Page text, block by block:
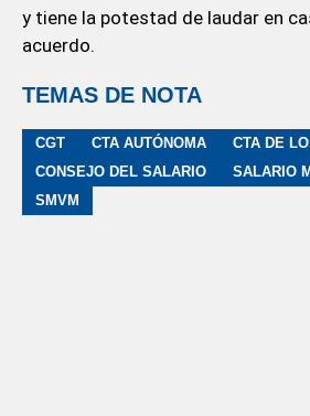
y tiene la potestad de laudar en
acuerdo.
TEMAS DE NOTA
CGT CTA AUTÓNOMA
CONSEJO DEL SALARIO
SMVM